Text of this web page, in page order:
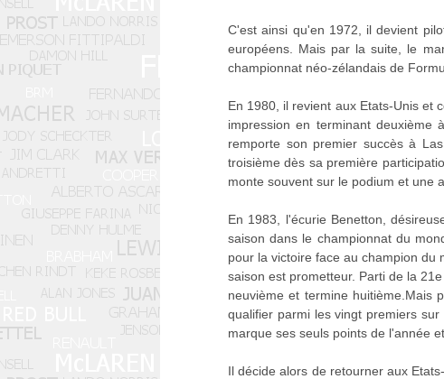
C'est ainsi qu'en 1972, il devient
européens. Mais par la suite, le
championnat néo-zélandais de
En 1980, il revient aux Etats-Unis et
impression en terminant
remporte son premier succès à
troisième dès sa première
monte souvent sur le podium et une
En 1983, l'écurie Benetton,
saison dans le championnat du
pour la victoire face au champion du
saison est prometteur. Parti de la
neuvième et termine huitième.Mais
qualifier parmi les vingt premiers
marque ses seuls points de l'année
Il décide alors de retourner aux